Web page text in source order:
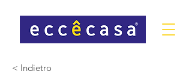
< Indietro